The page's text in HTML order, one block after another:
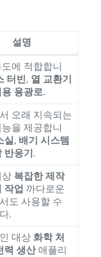
설명
에 적합합니
터빈, 열 교환기
용광로.
오래 지속되는
을 제공합니
실 , 배기 시스템
반응기 .
상 복잡한 제작
작업 까다로운
도 사용할 수
.
대상 화학 처
력 생산애플리